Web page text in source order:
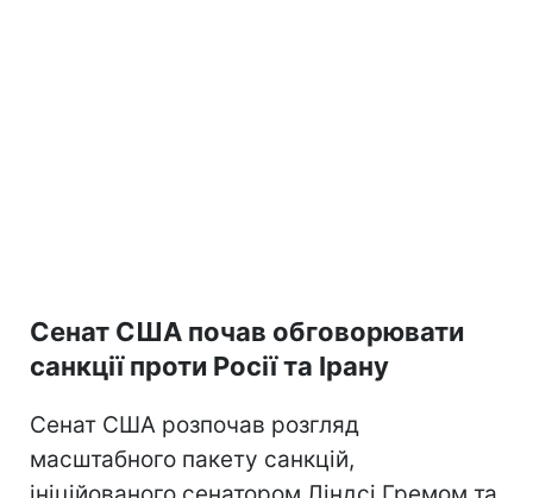
Сенат США почав обговорювати
санкції проти Росії та Ірану
Сенат США розпочав розгляд
масштабного пакету санкцій,